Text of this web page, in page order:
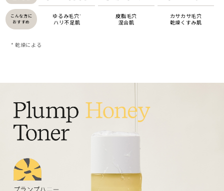
こんな方に
おすすめ
ゆるみ毛穴 *
ハリ不足肌
皮脂毛穴
混合肌
カサカサ毛穴
乾燥くすみ肌
* 乾燥による